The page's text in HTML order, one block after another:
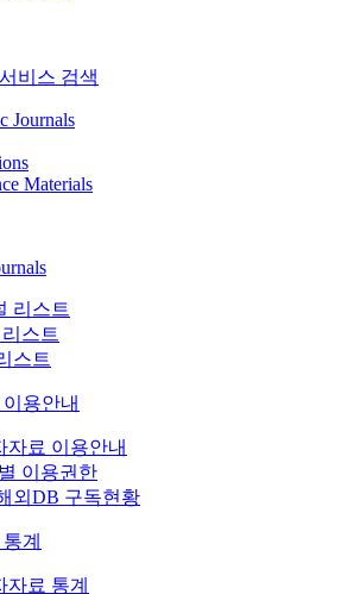
비스 검색
Journals
Materials
리스트
스트
스트
용안내
자료 이용안내
이용권한
외DB 구독현황
계
자료 통계